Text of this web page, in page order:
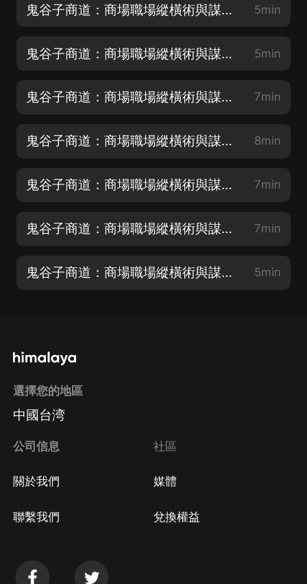
鬼谷子商道：商場職場縱橫術與謀略 02 第一集 5min
鬼谷子商道：商場職場縱橫術與謀略 03 第二集 5min
鬼谷子商道：商場職場縱橫術與謀略 04 第三集 7min
鬼谷子商道：商場職場縱橫術與謀略 05 第四集 8min
鬼谷子商道：商場職場縱橫術與謀略 06 第五集 7min
鬼谷子商道：商場職場縱橫術與謀略 07 第六集 7min
鬼谷子商道：商場職場縱橫術與謀略 08 第七集 5min
選擇您的地區
中國台湾
公司信息
關於我們
聯繫我們
社區
媒體
兌換權益